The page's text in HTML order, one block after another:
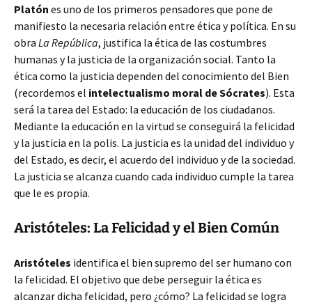
Platón es uno de los primeros pensadores que pone de
manifiesto la necesaria relación entre ética y política. En su
obra La República, justifica la ética de las costumbres
humanas y la justicia de la organización social. Tanto la
ética como la justicia dependen del conocimiento del Bien
(recordemos el intelectualismo moral de Sócrates). Esta
será la tarea del Estado: la educación de los ciudadanos.
Mediante la educación en la virtud se conseguirá la felicidad
y la justicia en la polis. La justicia es la unidad del individuo y
del Estado, es decir, el acuerdo del individuo y de la sociedad.
La justicia se alcanza cuando cada individuo cumple la tarea
que le es propia.
Aristóteles: La Felicidad y el Bien Común
Aristóteles identifica el bien supremo del ser humano con
la felicidad. El objetivo que debe perseguir la ética es
alcanzar dicha felicidad, pero ¿cómo? La felicidad se logra